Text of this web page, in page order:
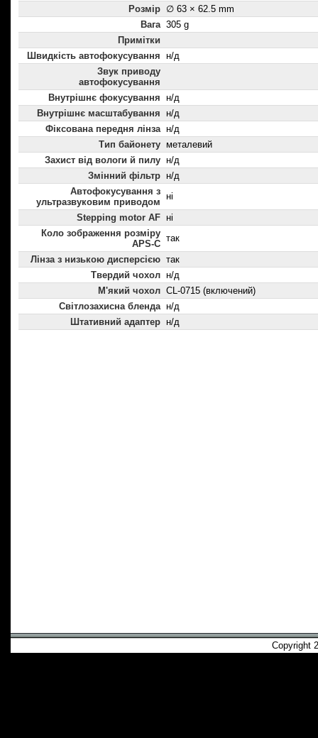
Розмір ∅ 63 × 62.5 mm
Вага 305 g
Примітки
Швидкість автофокусування н/д
Звук приводу
автофокусування
Внутрішнє фокусування н/д
Внутрішнє масштабування
н/д
Фіксована передня лінза н/д
Тип байонету металевий
Захист від вологи й пилу н/д
Змінний фільтр н/д
Автофокусування з
ультразвуковим приводом
ні
Stepping motor AF ні
Коло зображення розміру
APS-C
так
Лінза з низькою дисперсією так
Твердий чохол н/д
М'який чохол CL-0715 (включений)
Світлозахисна бленда н/д
Штативний адаптер н/д
Copyright